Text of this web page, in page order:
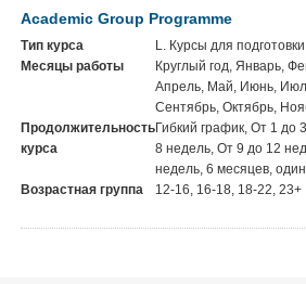
Academic Group Programme
Тип курса
L. Курсы для
Месяцы работы
Круглый год, Январь,
Апрель, Май, Июнь,
Сентябрь, Октябрь,
Продолжительность
курса
Гибкий график, От 1 до
8 недель, От 9 до 12
недель, 6 месяцев,
Возрастная группа
12-16, 16-18, 18-22, 23+